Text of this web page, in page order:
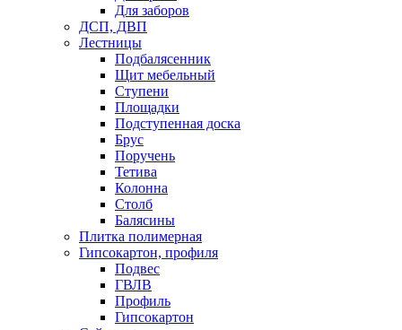
Для заборов
ДСП, ДВП
Лестницы
Подбалясенник
Щит мебельный
Ступени
Площадки
Подступенная доска
Брус
Поручень
Тетива
Колонна
Столб
Балясины
Плитка полимерная
Гипсокартон, профиля
Подвес
ГВЛВ
Профиль
Гипсокартон